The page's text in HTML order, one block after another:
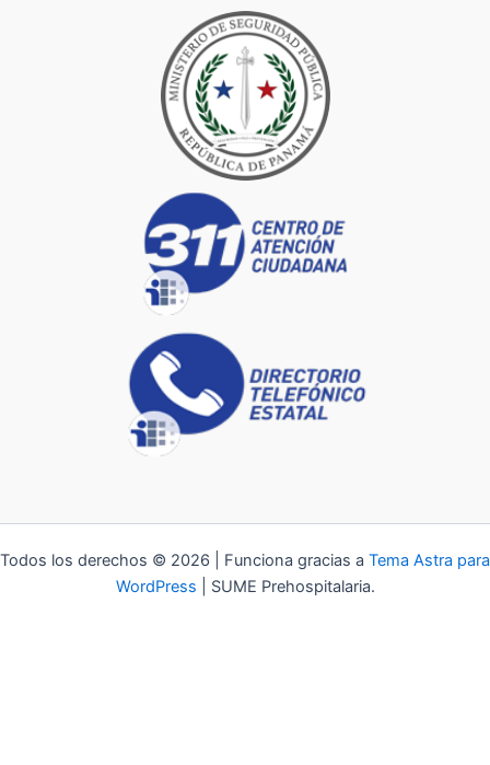
Todos los derechos © 2026 | Funciona gracias a Tema Astra para
WordPress | SUME Prehospitalaria.